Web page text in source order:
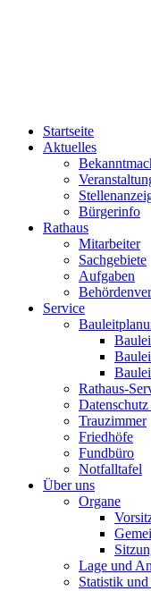
Startseite
Aktuelles
Bürgerinfo
Rathaus
Mitarbeiter
Sachgebiete
Aufgaben
Service
Rathaus-
Trauzimmer
Friedhöfe
Fundbüro
Notfalltafel
Über uns
Organe
Lage und
Statistik